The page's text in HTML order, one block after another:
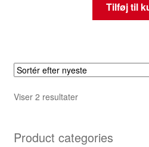
Tilføj til
Viser 2 resultaterSorteret
Product categories